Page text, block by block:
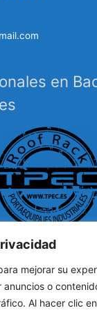
mejorar su
o
Al hacer clic
en
techo, carrocería,